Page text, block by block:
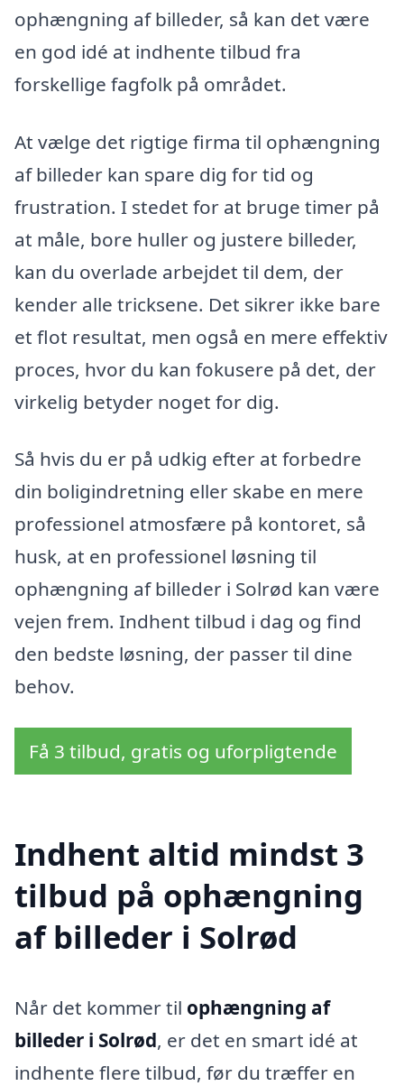
ophængning af billeder, så kan det være
en god idé at indhente tilbud fra
forskellige fagfolk på området.
At vælge det rigtige firma til ophængning
af billeder kan spare dig for tid og
frustration. I stedet for at bruge timer på
at måle, bore huller og justere billeder,
kan du overlade arbejdet til dem, der
kender alle tricksene. Det sikrer ikke bare
et flot resultat, men også en mere effektiv
proces, hvor du kan fokusere på det, der
virkelig betyder noget for dig.
Så hvis du er på udkig efter at forbedre
din boligindretning eller skabe en mere
professionel atmosfære på kontoret, så
husk, at en professionel løsning til
ophængning af billeder i Solrød kan være
vejen frem. Indhent tilbud i dag og find
den bedste løsning, der passer til dine
behov.
Få 3 tilbud, gratis og uforpligtende
Indhent altid mindst 3
tilbud på ophængning
af billeder i Solrød
Når det kommer til ophængning af
billeder i Solrød, er det en smart idé at
indhente flere tilbud, før du træffer en